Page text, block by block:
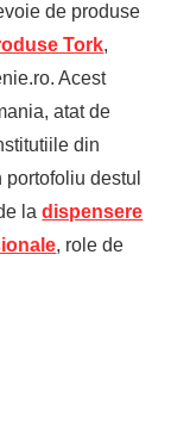
de produse
Tork,
Acest
atat de
din
destul
la dispensere
, role de